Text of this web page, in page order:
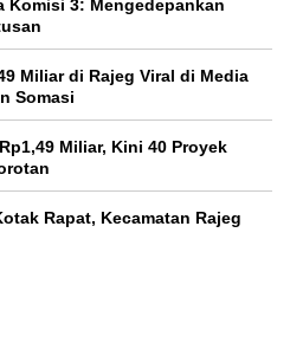
Komisi 3: Mengedepankan
Miliar di Rajeg Viral di Media
Somasi
Miliar, Kini 40 Proyek
Rapat, Kecamatan Rajeg